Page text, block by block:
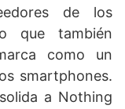
de los
que también
como un
smartphones.
a Nothing